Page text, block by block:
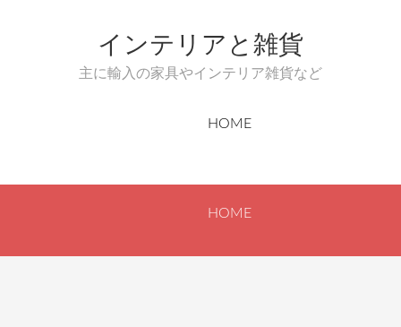
インテリアと雑貨
主に輸入の家具やインテリア雑貨など
HOME
HOME